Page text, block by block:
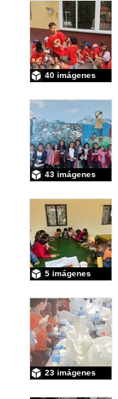
40 imágenes
43 imágenes
5 imágenes
23 imágenes